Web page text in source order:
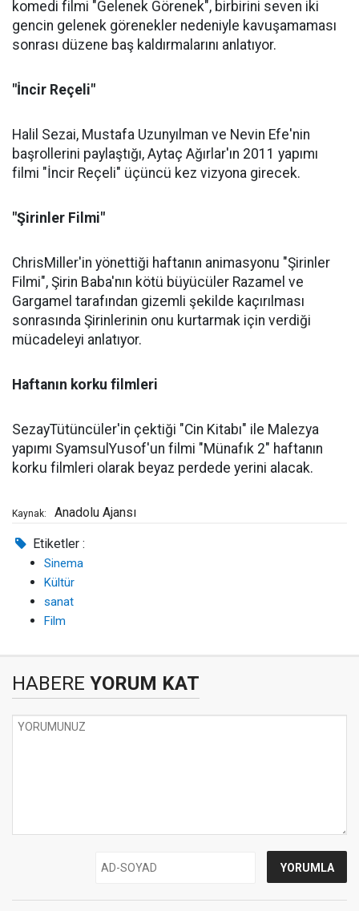
komedi filmi "Gelenek Görenek", birbirini seven iki
gencin gelenek görenekler nedeniyle kavuşamaması
sonrası düzene baş kaldırmalarını anlatıyor.
"İncir Reçeli"
Halil Sezai, Mustafa Uzunyılman ve Nevin Efe'nin
başrollerini paylaştığı, Aytaç Ağırlar'ın 2011 yapımı
filmi "İncir Reçeli" üçüncü kez vizyona girecek.
"Şirinler Filmi"
ChrisMiller'in yönettiği haftanın animasyonu "Şirinler
Filmi", Şirin Baba'nın kötü büyücüler Razamel ve
Gargamel tarafından gizemli şekilde kaçırılması
sonrasında Şirinlerinin onu kurtarmak için verdiği
mücadeleyi anlatıyor.
Haftanın korku filmleri
SezayTütüncüler'in çektiği "Cin Kitabı" ile Malezya
yapımı SyamsulYusof'un filmi "Münafık 2" haftanın
korku filmleri olarak beyaz perdede yerini alacak.
Kaynak: Anadolu Ajansı
Etiketler :
Sinema
Kültür
sanat
Film
HABERE YORUM KAT